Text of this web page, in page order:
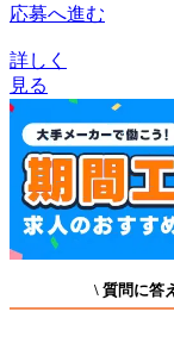
応募へ進む
詳しく
見る
\ 質問に答